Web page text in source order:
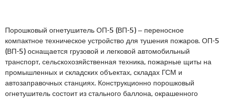
Порошковый огнетушитель ОП-5 (ВП-5) – переносное
компактное техническое устройство для тушения пожаров. ОП-5
(ВП-5) оснащается грузовой и легковой автомобильный
транспорт, сельскохозяйственная техника, пожарные щиты на
промышленных и складских объектах, складах ГСМ и
автозаправочных станциях. Конструкционно порошковый
огнетушитель состоит из стального баллона, окрашенного